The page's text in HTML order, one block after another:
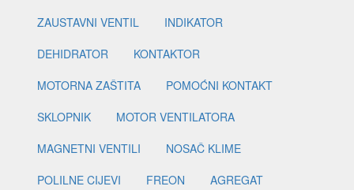
ZAUSTAVNI VENTIL
INDIKATOR
DEHIDRATOR
KONTAKTOR
MOTORNA ZAŠTITA
POMOĆNI KONTAKT
SKLOPNIK
MOTOR VENTILATORA
MAGNETNI VENTILI
NOSAČ KLIME
POLILNE CIJEVI
FREON
AGREGAT